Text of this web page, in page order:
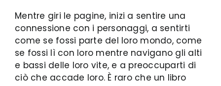
Mentre giri le pagine, inizi a sentire una
connessione con i personaggi, a sentirti
come se fossi parte del loro mondo, come
se fossi lì con loro mentre navigano gli alti
e bassi delle loro vite, e a preoccuparti di
ciò che accade loro. È raro che un libro